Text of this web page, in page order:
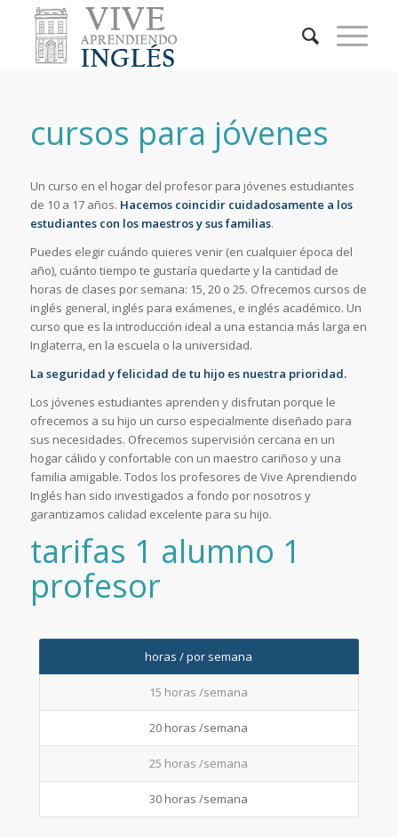
cursos para jóvenes
Un curso en el hogar del profesor para jóvenes estudiantes
de 10 a 17 años. Hacemos coincidir cuidadosamente a los
estudiantes con los maestros y sus familias.
Puedes elegir cuándo quieres venir (en cualquier época del
año), cuánto tiempo te gustaría quedarte y la cantidad de
horas de clases por semana: 15, 20 o 25. Ofrecemos cursos de
inglés general, inglés para exámenes, e inglés académico. Un
curso que es la introducción ideal a una estancia más larga en
Inglaterra, en la escuela o la universidad.
La seguridad y felicidad de tu hijo es nuestra prioridad.
Los jóvenes estudiantes aprenden y disfrutan porque le
ofrecemos a su hijo un curso especialmente diseñado para
sus necesidades. Ofrecemos supervisión cercana en un
hogar cálido y confortable con un maestro cariñoso y una
familia amigable. Todos los profesores de Vive Aprendiendo
Inglés han sido investigados a fondo por nosotros y
garantizamos calidad excelente para su hijo.
tarifas 1 alumno 1
profesor
horas / por semana
15 horas /semana
20 horas /semana
25 horas /semana
30 horas /semana